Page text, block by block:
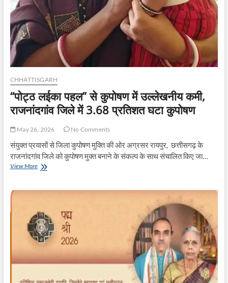
संकट
CHHATTISGARH
“पोट्ठ लईका पहल” से कुपोषण में उल्लेखनीय कमी,
राजनांदगांव जिले में 3.68 प्रतिशत घटा कुपोषण
May 26, 2026 No Comments
संयुक्त प्रयासों से जिला कुपोषण मुक्ति की ओर अग्रसर रायपुर, छत्तीसगढ़ के
राजनांदगांव जिले को कुपोषण मुक्त बनाने के संकल्प के साथ संचालित किए जा…
View More“पोट्ठ
में
उल्लेखनीय
कमी,
राजनांदगांव
में
3.68